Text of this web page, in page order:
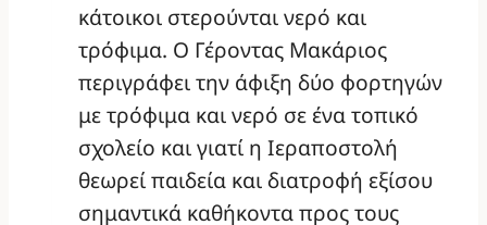
κάτοικοι στερούνται νερό και
τρόφιμα. Ο Γέροντας Μακάριος
περιγράφει την άφιξη δύο φορτηγών
με τρόφιμα και νερό σε ένα τοπικό
σχολείο και γιατί η Ιεραποστολή
θεωρεί παιδεία και διατροφή εξίσου
σημαντικά καθήκοντα προς τους